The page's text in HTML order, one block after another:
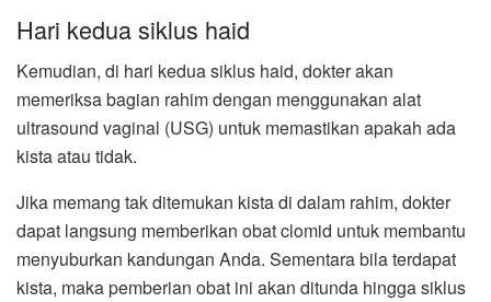
Hari kedua siklus haid
Kemudian, di hari kedua siklus haid, dokter akan
memeriksa bagian rahim dengan menggunakan alat
ultrasound vaginal (USG) untuk memastikan apakah ada
kista atau tidak.
Jika memang tak ditemukan kista di dalam rahim, dokter
dapat langsung memberikan obat clomid untuk membantu
menyuburkan kandungan Anda. Sementara bila terdapat
kista, maka pemberian obat ini akan ditunda hingga siklus